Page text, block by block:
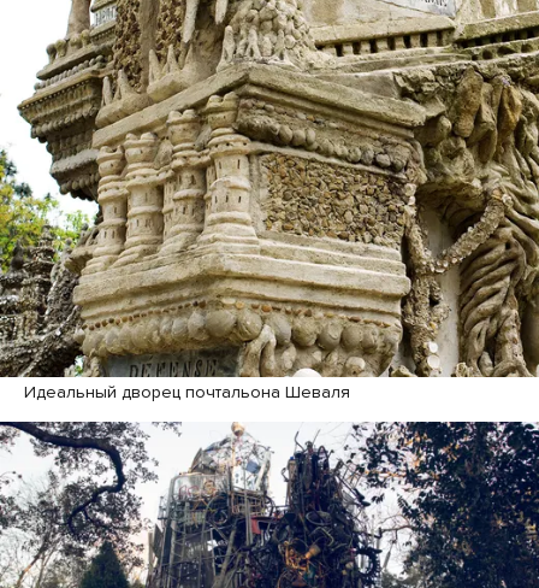
Идеальный дворец почтальона Шеваля